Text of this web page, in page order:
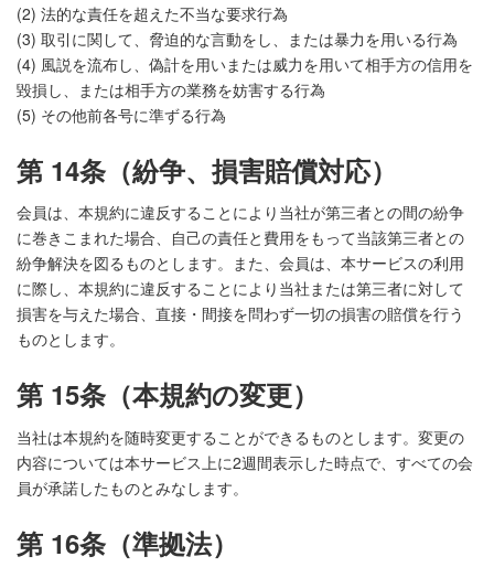
(2) 法的な責任を超えた不当な要求行為
(3) 取引に関して、脅迫的な言動をし、または暴力を用いる行為
(4) 風説を流布し、偽計を用いまたは威力を用いて相手方の信用を
毀損し、または相手方の業務を妨害する行為
(5) その他前各号に準ずる行為
第 14条（紛争、損害賠償対応）
会員は、本規約に違反することにより当社が第三者との間の紛争
に巻きこまれた場合、自己の責任と費用をもって当該第三者との
紛争解決を図るものとします。また、会員は、本サービスの利用
に際し、本規約に違反することにより当社または第三者に対して
損害を与えた場合、直接・間接を問わず一切の損害の賠償を行う
ものとします。
第 15条（本規約の変更）
当社は本規約を随時変更することができるものとします。変更の
内容については本サービス上に2週間表示した時点で、すべての会
員が承諾したものとみなします。
第 16条（準拠法）